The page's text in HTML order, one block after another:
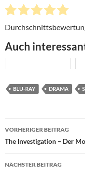
Auch
BLU-RAY DRAMA
VORHERIGER BEITRAG
The Investigation – Der
NÄCHSTER BEITRAG